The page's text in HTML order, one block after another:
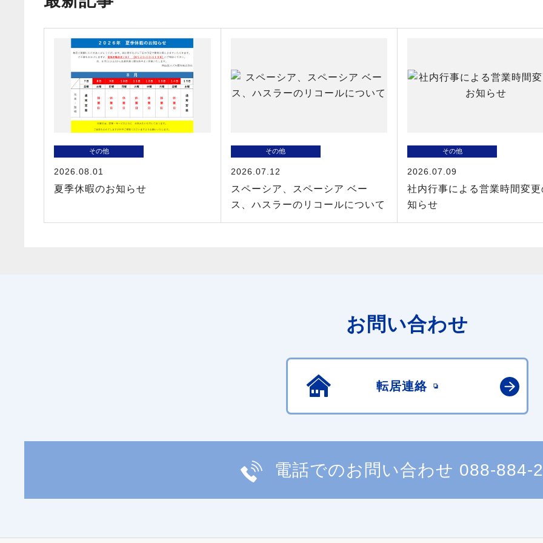
その他
2026.08.01
夏季休暇のお知らせ
その他
2026.07.12
スペーシア、スペーシア ベー
ス、ハスラーのリコールについて
その他
2026.07.09
社内行事による営業時間変
知らせ
お問い合わせ
転居連絡
電話でのお問い合わせ 088-884-